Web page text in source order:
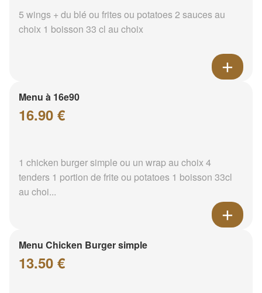
5 wings + du blé ou frites ou potatoes 2 sauces au
choix 1 boisson 33 cl au choix
Menu à 16e90
16.90 €
1 chicken burger simple ou un wrap au choix 4
tenders 1 portion de frite ou potatoes 1 boisson 33cl
au choi...
Menu Chicken Burger simple
13.50 €